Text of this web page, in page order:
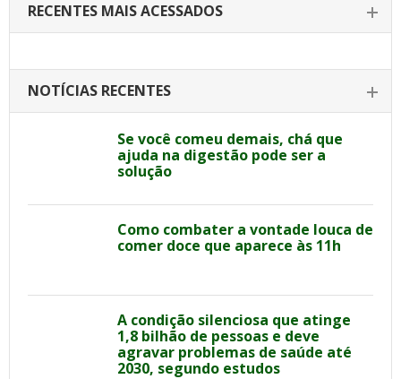
RECENTES MAIS ACESSADOS
NOTÍCIAS RECENTES
Se você comeu demais, chá que
ajuda na digestão pode ser a
solução
Como combater a vontade louca de
comer doce que aparece às 11h
A condição silenciosa que atinge
1,8 bilhão de pessoas e deve
agravar problemas de saúde até
2030, segundo estudos